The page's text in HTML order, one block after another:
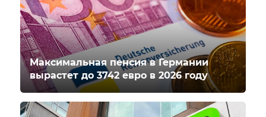
Максимальная пенсия в Германии
вырастет до 3742 евро в 2026 году